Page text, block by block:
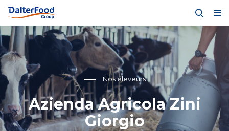
Azienda Agricola Zini
Giorgio
Nos éleveurs